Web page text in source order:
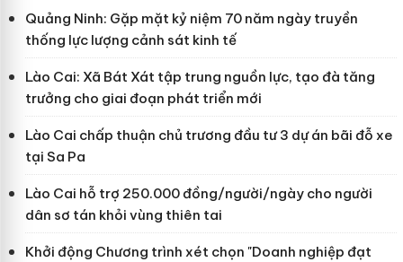
Quảng Ninh: Gặp mặt kỷ niệm 70 năm ngày truyền
thống lực lượng cảnh sát kinh tế
Lào Cai: Xã Bát Xát tập trung nguồn lực, tạo đà tăng
trưởng cho giai đoạn phát triển mới
Lào Cai chấp thuận chủ trương đầu tư 3 dự án bãi đỗ xe
tại Sa Pa
Lào Cai hỗ trợ 250.000 đồng/người/ngày cho người
dân sơ tán khỏi vùng thiên tai
Khởi động Chương trình xét chọn "Doanh nghiệp đạt